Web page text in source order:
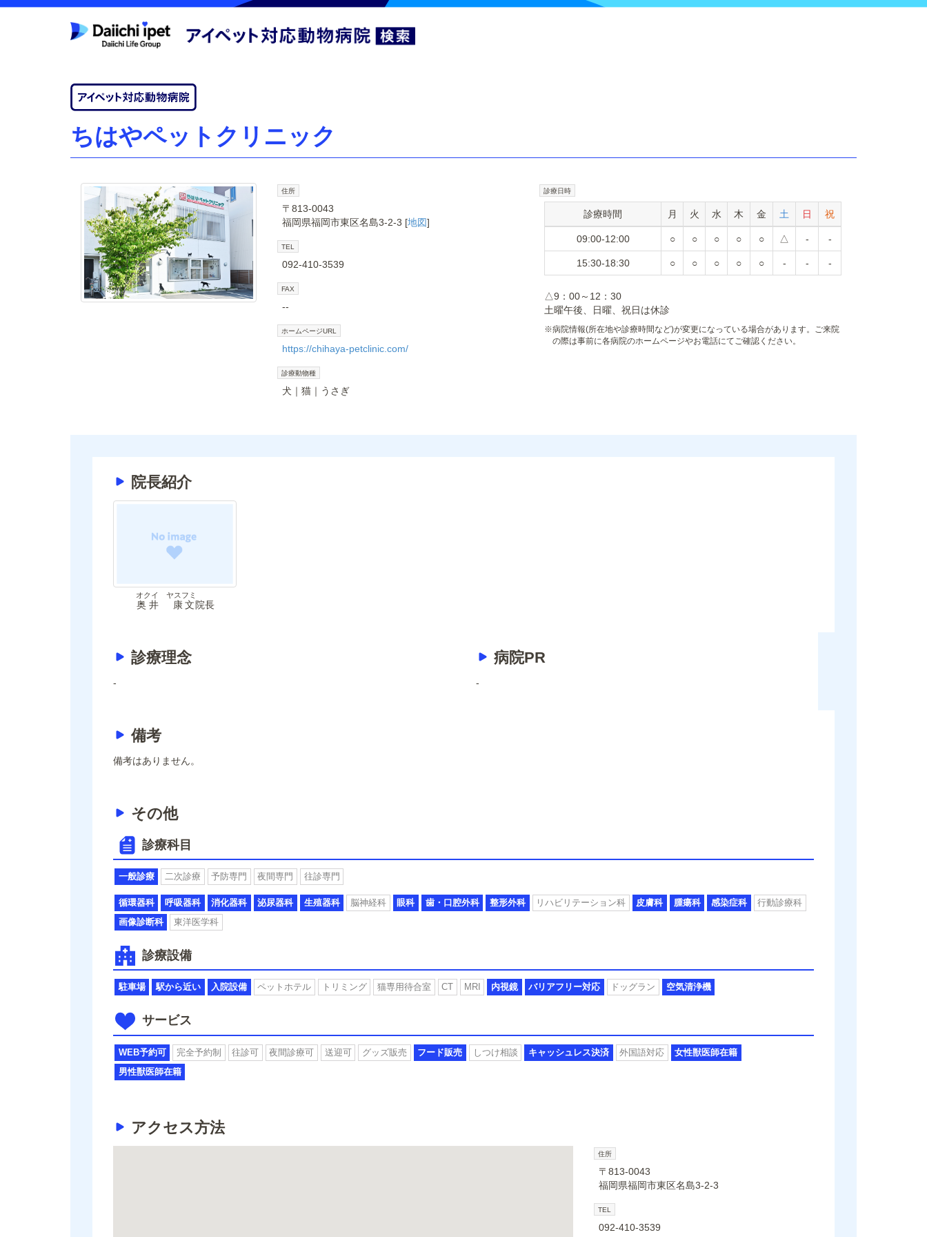
ちはやペットクリニック
住所
〒813-0043
福岡県福岡市東区名島3-2-3 [地図]
TEL
092-410-3539
FAX
--
ホームページURL
https://chihaya-petclinic.com/
診療動物種
犬 猫 うさぎ
診療日時
診療時間 月 火 水 木 金 土 日 祝
09:00-12:00 ○ ○ ○ ○ ○ △ - -
15:30-18:30 ○ ○ ○ ○ ○ - - -
△9：00～12：30
土曜午後、日曜、祝日は休診
※病院情報(所在地や診療時間など)が変更になっている場合があります。ご来院
の際は事前に各病院のホームページやお電話にてご確認ください。
院長紹介
奥井 康文
オクイ ヤスフミ
院長
診療理念
-
病院PR
-
備考
備考はありません。
その他
診療科目
一般診療 二次診療 予防専門 夜間専門 往診専門
循環器科 呼吸器科 消化器科 泌尿器科 生殖器科 脳神経科 眼科 歯・口腔外科 整形外科 リハビリテーション科 皮膚科 腫瘍科 感染症科
行動診療科
画像診断科
東洋医学科
診療設備
駐車場 駅から近い 入院設備 ペットホテル トリミング 猫専用待合室 CT MRI 内視鏡 バリアフリー対応 ドッグラン 空気清浄機
サービス
WEB予約可 完全予約制 往診可 夜間診療可 送迎可 グッズ販売 フード販売 しつけ相談 キャッシュレス決済 外国語対応
女性獣医師在籍
男性獣医師在籍
アクセス方法
住所
〒813-0043
福岡県福岡市東区名島3-2-3
TEL
092-410-3539